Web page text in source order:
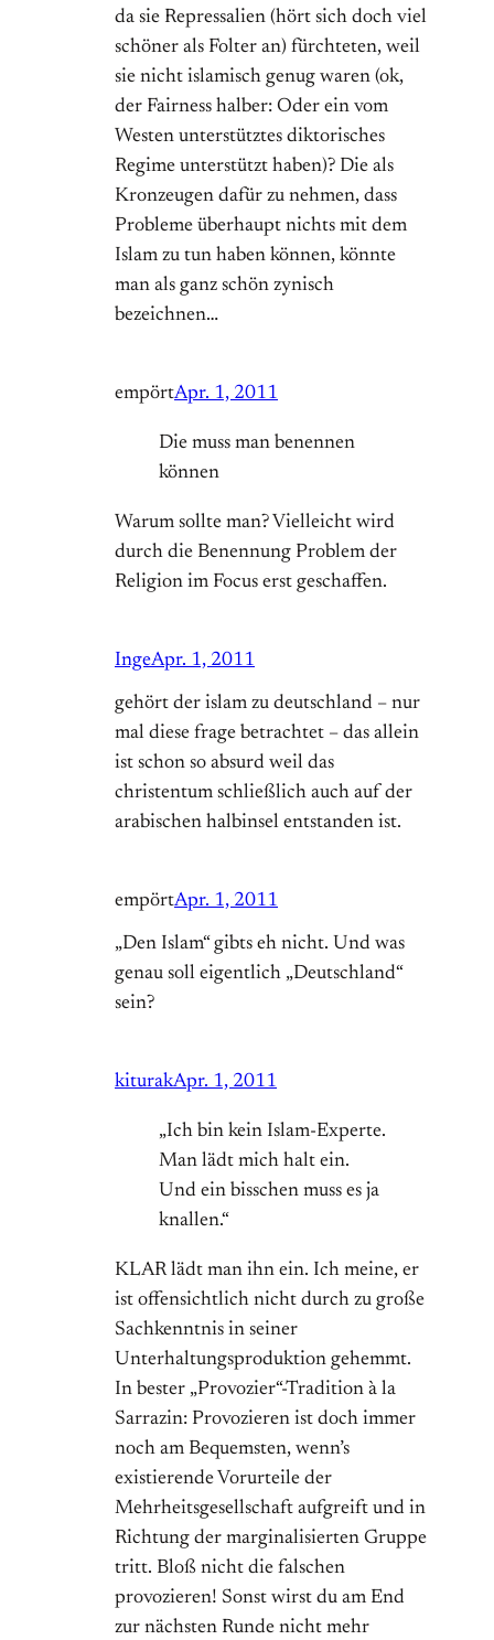
da sie Repressalien (hört sich doch viel
schöner als Folter an) fürchteten, weil
sie nicht islamisch genug waren (ok,
der Fairness halber: Oder ein vom
Westen unterstütztes diktorisches
Regime unterstützt haben)? Die als
Kronzeugen dafür zu nehmen, dass
Probleme überhaupt nichts mit dem
Islam zu tun haben können, könnte
man als ganz schön zynisch
bezeichnen…
empörtApr. 1, 2011
Die muss man benennen
können
Warum sollte man? Vielleicht wird
durch die Benennung Problem der
Religion im Focus erst geschaffen.
IngeApr. 1, 2011
gehört der islam zu deutschland – nur
mal diese frage betrachtet – das allein
ist schon so absurd weil das
christentum schließlich auch auf der
arabischen halbinsel entstanden ist.
empörtApr. 1, 2011
„Den Islam“ gibts eh nicht. Und was
genau soll eigentlich „Deutschland“
sein?
kiturakApr. 1, 2011
„Ich bin kein Islam-Experte.
Man lädt mich halt ein.
Und ein bisschen muss es ja
knallen.“
KLAR lädt man ihn ein. Ich meine, er
ist offensichtlich nicht durch zu große
Sachkenntnis in seiner
Unterhaltungsproduktion gehemmt.
In bester „Provozier“-Tradition à la
Sarrazin: Provozieren ist doch immer
noch am Bequemsten, wenn’s
existierende Vorurteile der
Mehrheitsgesellschaft aufgreift und in
Richtung der marginalisierten Gruppe
tritt. Bloß nicht die falschen
provozieren! Sonst wirst du am End
zur nächsten Runde nicht mehr